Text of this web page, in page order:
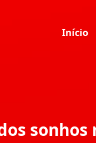
Início
sonhos